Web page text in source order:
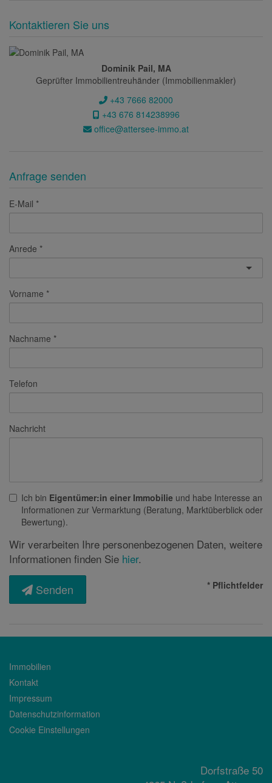
Kontaktieren Sie uns
Dominik Pail, MA
Geprüfter Immobilientreuhänder (Immobilienmakler)
+43 7666 82000
+43 676 814238996
office@attersee-immo.at
Anfrage senden
E-Mail
Anrede
Vorname
Nachname
Telefon
Nachricht
Ich bin Eigentümer:in einer Immobilie und habe Interesse an
Informationen zur Vermarktung (Beratung, Marktüberblick oder
Bewertung).
Wir verarbeiten Ihre personenbezogenen Daten, weitere
Informationen finden Sie hier.
Senden * Pflichtfelder
Immobilien
Kontakt
Impressum
Datenschutzinformation
Cookie Einstellungen
Dorfstraße 50